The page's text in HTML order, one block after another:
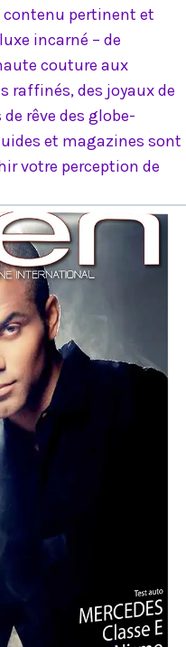
pertinent et
incarné – de
couture aux
raffinés, des joyaux de
rêve des globe-
et magazines sont
votre perception de